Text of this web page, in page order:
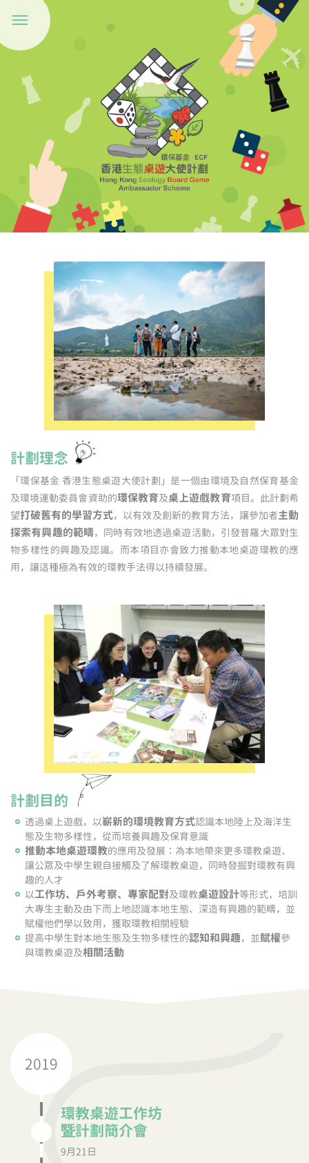
計劃理念
「環保基金 香港生態桌遊大使計劃」是一個由環境及自然保育基金
及環境運動委員會資助的環保教育及桌上遊戲教育項目。此計劃希
望打破舊有的學習方式，以有效及創新的教育方法，讓參加者主動
探索有興趣的範疇，同時有效地透過桌遊活動，引發普羅大眾對生
物多樣性的興趣及認識。而本項目亦會致力推動本地桌遊環教的應
用，讓這種極為有效的環教手法得以持續發展。
計劃目的
透過桌上遊戲，以嶄新的環境教育方式認識本地陸上及海洋生
態及生物多樣性，從而培養興趣及保育意識
推動本地桌遊環教的應用及發展：為本地帶來更多環教桌遊、
讓公眾及中學生親自接觸及了解環教桌遊，同時發掘對環教有興
趣的人才
以工作坊、戶外考察、專家配對及環教桌遊設計等形式，培訓
大專生主動及由下而上地認識本地生態、深造有興趣的範疇，並
賦權他們學以致用，獲取環教相關經驗
提高中學生對本地生態及生物多樣性的認知和興趣，並賦權參
與環教桌遊及相關活動
2019
環教桌遊工作坊
暨計劃簡介會
9月21日